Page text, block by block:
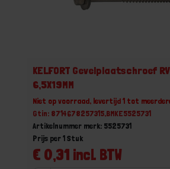
KELFORT Gevelplaatschroef
6,5X19MM
Niet op voorraad, levertijd 1 tot
Gtin: 8714678257315,BMKE5525731
Artikelnummer merk: 5525731
€ 0,31 incl. BTW
Prijs per 1 Stuk